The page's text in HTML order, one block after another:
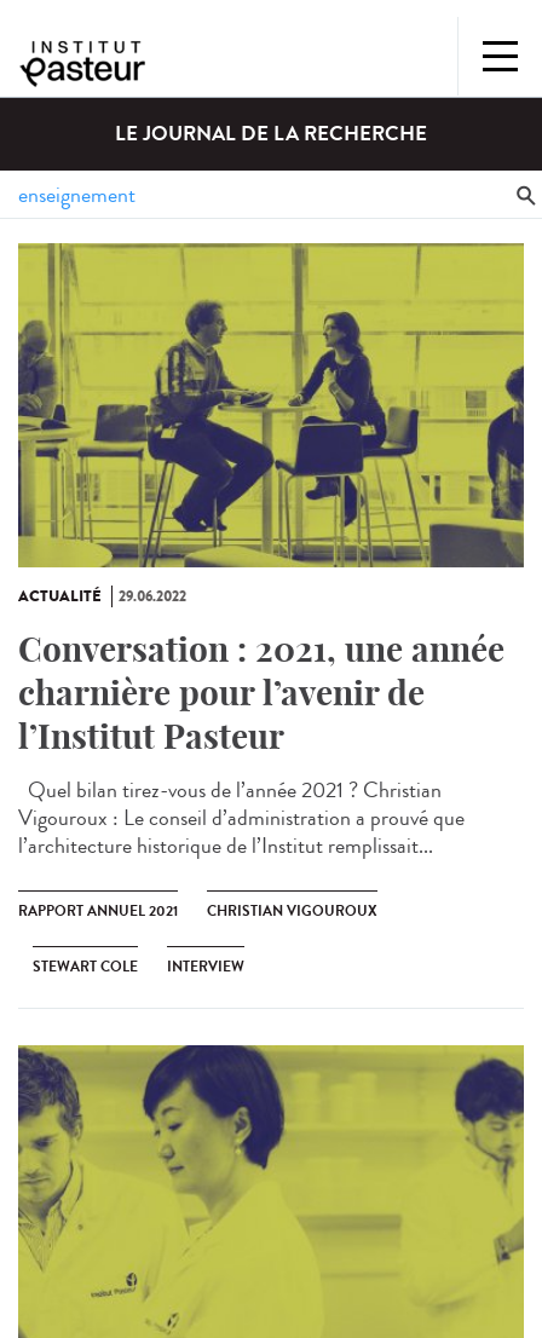
LE JOURNAL DE LA RECHERCHE
ACTUALITÉ 29.06.2022
Conversation : 2021, une année
charnière pour l’avenir de
l’Institut Pasteur
Quel bilan tirez-vous de l’année 2021 ? Christian
Vigouroux : Le conseil d’administration a prouvé que
l’architecture historique de l’Institut remplissait...
RAPPORT ANNUEL 2021 CHRISTIAN VIGOUROUX
STEWART COLE INTERVIEW